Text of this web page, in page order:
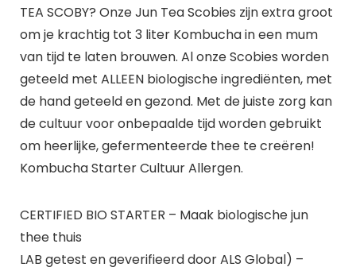
TEA SCOBY? Onze Jun Tea Scobies zijn extra groot
om je krachtig tot 3 liter Kombucha in een mum
van tijd te laten brouwen. Al onze Scobies worden
geteeld met ALLEEN biologische ingrediënten, met
de hand geteeld en gezond. Met de juiste zorg kan
de cultuur voor onbepaalde tijd worden gebruikt
om heerlijke, gefermenteerde thee te creëren!
Kombucha Starter Cultuur Allergen.
CERTIFIED BIO STARTER – Maak biologische jun
thee thuis
LAB getest en geverifieerd door ALS Global) –